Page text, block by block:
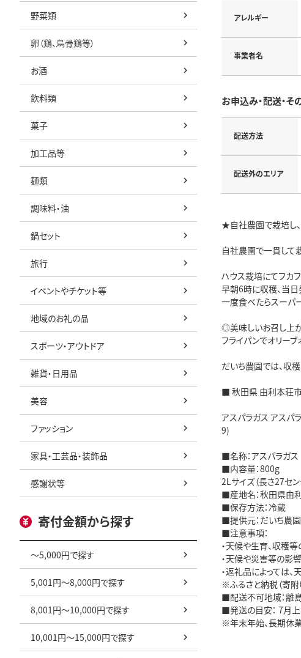
野菜類
卵（鶏、烏骨鶏等）
お酒
飲料類
菓子
加工品等
麺類
調味料・油
鍋セット
旅行
イベントやチケット等
地域のお礼の品
スポーツ・アウトドア
雑貨・日用品
美容
ファッション
家具・工芸品・装飾品
感謝状等
寄付金額から探す
～5,000円で探す
5,001円～8,000円で探す
8,001円～10,000円で探す
10,001円～15,000円で探す
アレルギー
事業者名
お申込み・配送・そ
配送方法
配送外のエリア
★自社農園で栽培し、
自社農園で一貫して
ハウス栽培にてフカ
早朝6時に収穫、当日
一度食べたらスーパ
◎美味しいお召し上
フライパンでオリー
だいち農園では、収
■ 秋田県 由利本荘
アスパラガス アス
9)
■名称：アスパラガス
■内容量：800g
2Lサイズ（長さ27セ
■産地名：秋田県由
■保存方法：冷蔵
■提供元：だいち農園
■注意事項：
・天候や生育、収穫
・天候や災害等の影
・返礼品によっては
※ふるさと納税（寄附
■配送不可地域：離
■発送の目安： 7月
※年末年始、長期休